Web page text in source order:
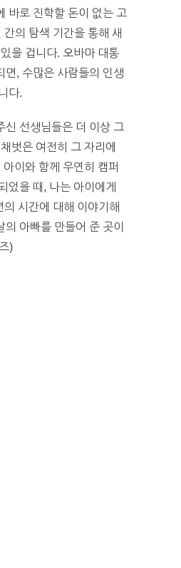
바로 진학할 돈이 없는 고
의 탐색 기간을 통해 새
을 겁니다. 오바마 대통
면, 수많은 사람들의 인생
다.
신 선생님들은 더 이상 그
벗은 여전히 그 자리에
이와 함께 우연히 캠퍼
었을 때, 나는 아이에게
시간에 대해 이야기해
의 아빠를 만들어 준 곳이
)